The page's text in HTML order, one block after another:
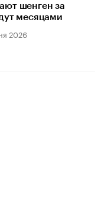
шенген за
месяцами
2026